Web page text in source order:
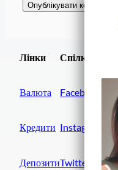
Лінки
Валюта
Кредити
Депозити
Спілки
Facebook
Instagram
Twitter